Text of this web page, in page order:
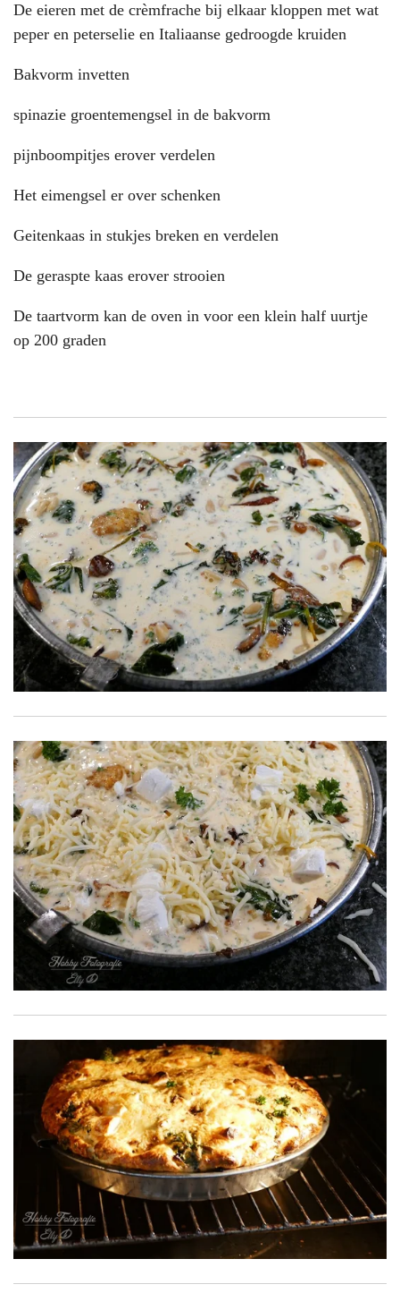
De eieren met de crèmfrache bij elkaar kloppen met wat
peper en peterselie en Italiaanse gedroogde kruiden
Bakvorm invetten
spinazie groentemengsel in de bakvorm
pijnboompitjes erover verdelen
Het eimengsel er over schenken
Geitenkaas in stukjes breken en verdelen
De geraspte kaas erover strooien
De taartvorm kan de oven in voor een klein half uurtje
op 200 graden